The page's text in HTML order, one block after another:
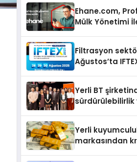
Ehane.com,
Mülk Yönetimi
Filtrasyon
Ağustos’ta
Yerli BT
sürdürülebilirlik
Yerli
markasından